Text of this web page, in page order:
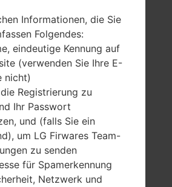
entfernbar Li-Ion
2009
Informationen, die Sie
Folgendes:
eindeutige Kennung auf
(verwenden Sie Ihre E-
nicht)
Registrierung zu
Ihr Passwort
und (falls Sie ein
um LG Firwares Team-
zu senden
für Spamerkennung
Netzwerk und